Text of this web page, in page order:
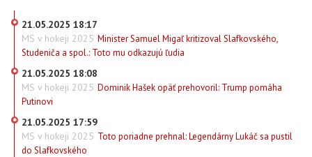
21.05.2025 18:17
MS v hokeji 2025 Minister Samuel Migaľ kritizoval Slafkovského,
Studeniča a spol.: Toto mu odkazujú ľudia
21.05.2025 18:08
MS v hokeji 2025 Dominik Hašek opäť prehovoril: Trump pomáha
Putinovi
21.05.2025 17:59
MS v hokeji 2025 Toto poriadne prehnal: Legendárny Lukáč sa pustil
do Slafkovského